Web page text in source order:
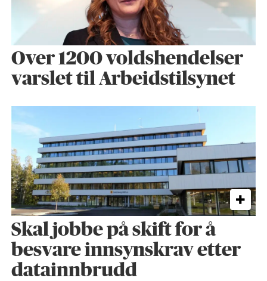
Over 1200 voldshendelser
varslet til Arbeidstilsynet
Skal jobbe på skift for å
besvare innsynskrav etter
datainnbrudd